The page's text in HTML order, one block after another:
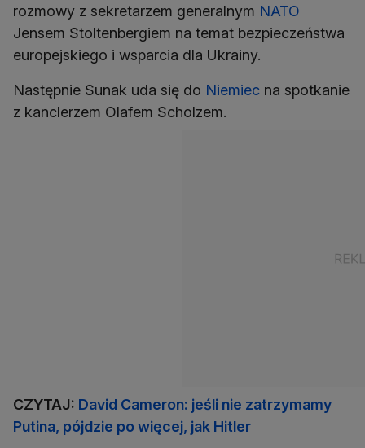
rozmowy z sekretarzem generalnym NATO
Jensem Stoltenbergiem na temat bezpieczeństwa
europejskiego i wsparcia dla Ukrainy.
Następnie Sunak uda się do Niemiec na spotkanie
z kanclerzem Olafem Scholzem.
CZYTAJ: David Cameron: jeśli nie zatrzymamy
Putina, pójdzie po więcej, jak Hitler